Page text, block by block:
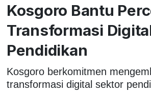
Kosgoro Bantu
Transformasi
Pendidikan
Kosgoro berkomitmen
transformasi digital sektor